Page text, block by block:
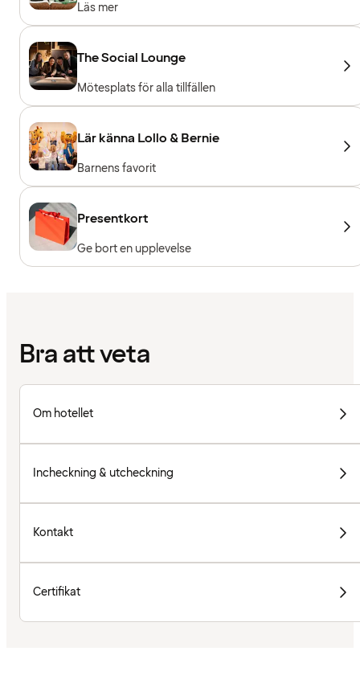
Läs mer
The Social Lounge
Mötesplats för alla tillfällen
Lär känna Lollo & Bernie
Barnens favorit
Presentkort
Ge bort en upplevelse
Bra att veta
Om hotellet
Incheckning & utcheckning
Kontakt
Certifikat